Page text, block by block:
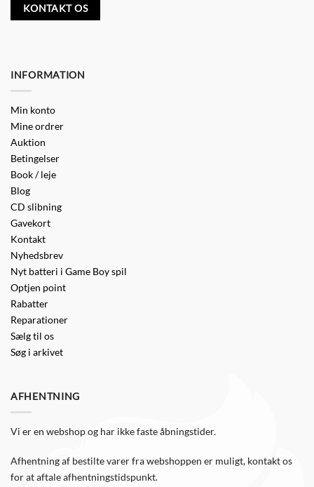
KONTAKT OS
INFORMATION
Min konto
Mine ordrer
Auktion
Betingelser
Book / leje
Blog
CD slibning
Gavekort
Kontakt
Nyhedsbrev
Nyt batteri i Game Boy spil
Optjen point
Rabatter
Reparationer
Sælg til os
Søg i arkivet
AFHENTNING
Vi er en webshop og har ikke faste åbningstider.
Afhentning af bestilte varer fra webshoppen er muligt, kontakt os
for at aftale afhentningstidspunkt.